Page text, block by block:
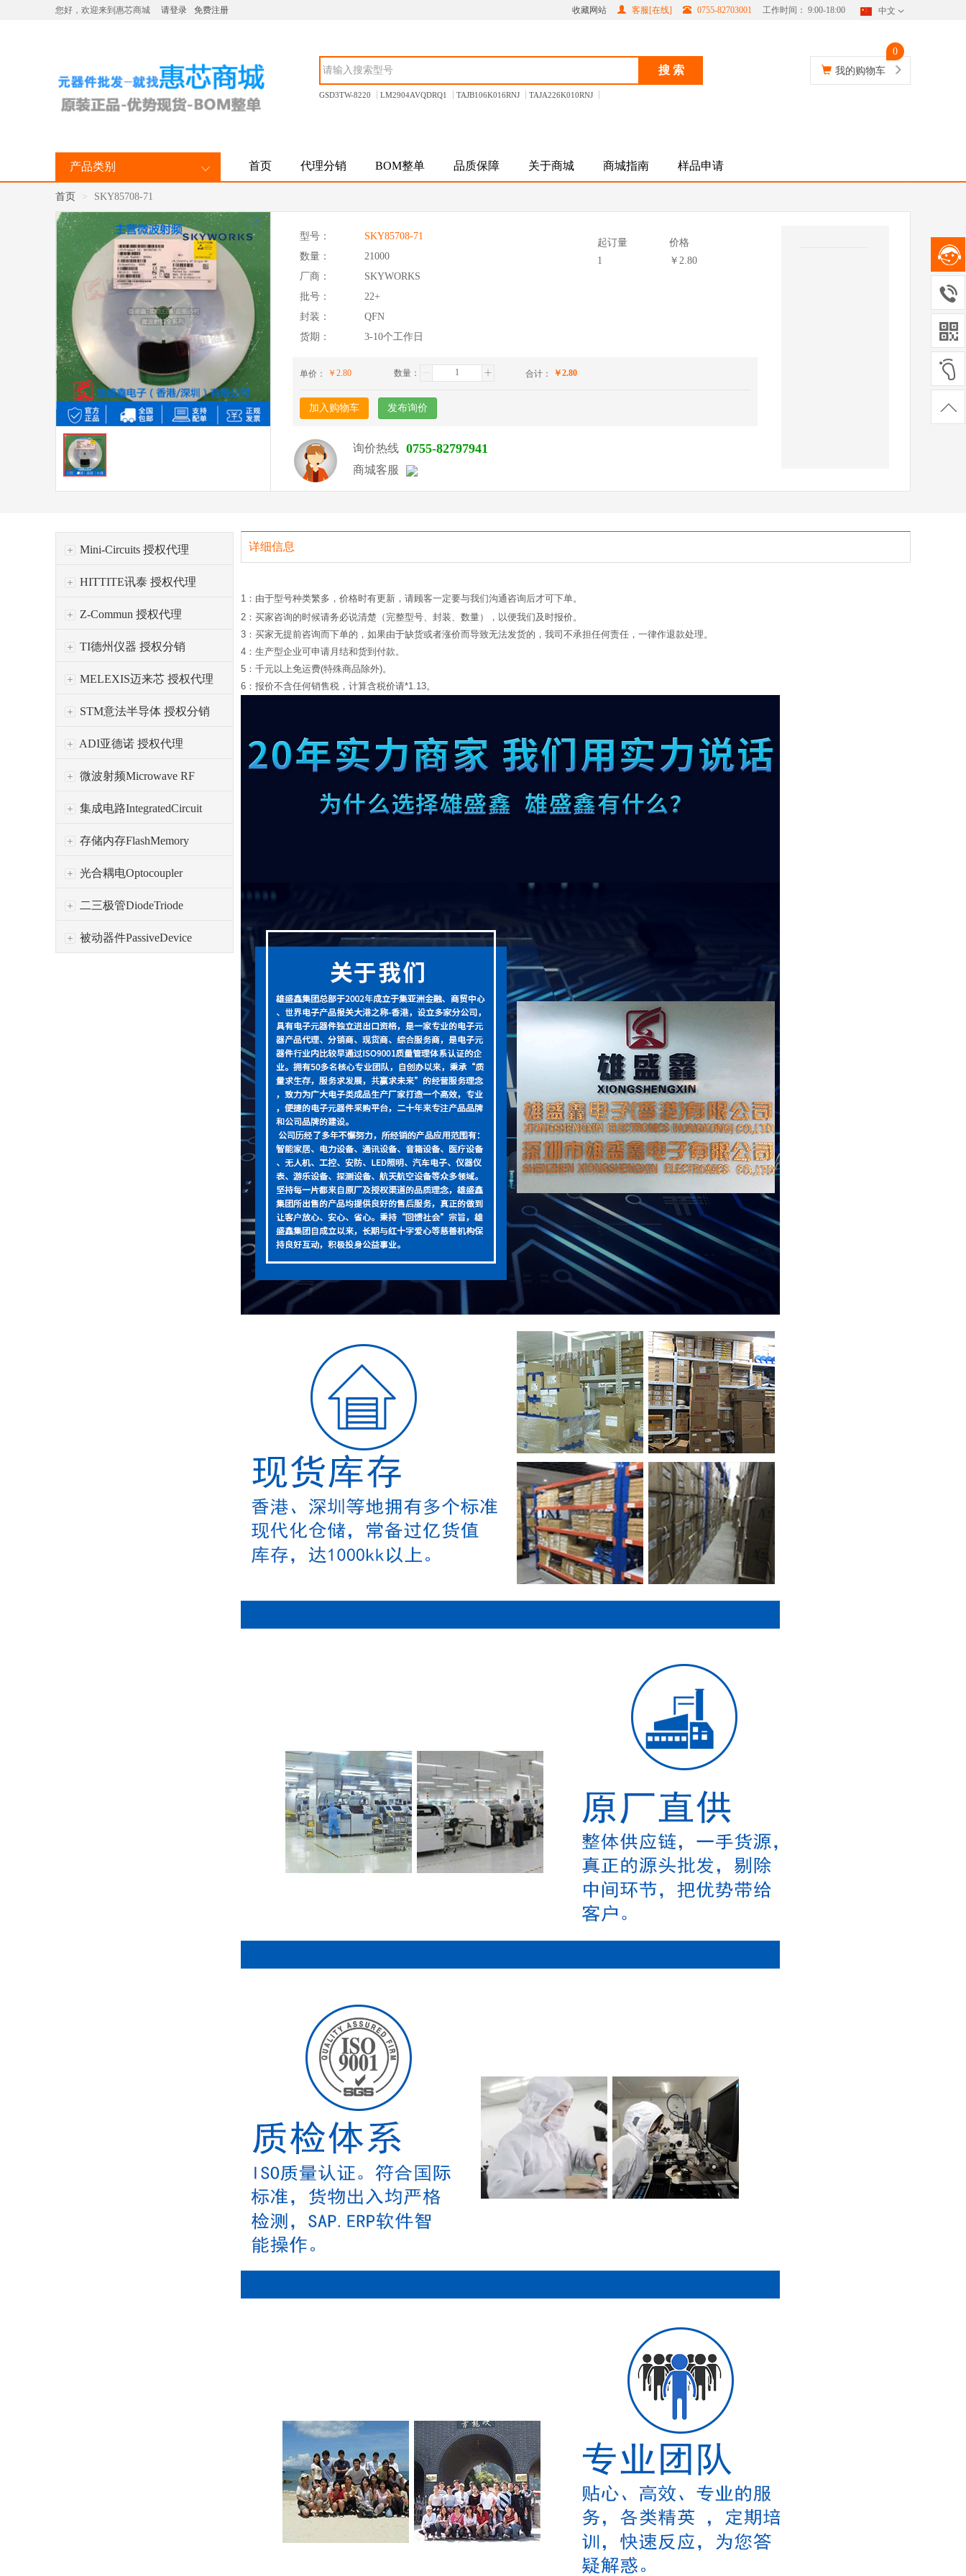
您好，欢迎来到惠芯商城 请登录 免费注册 收藏网站 客服[在线] 0755-82703001 工作时间： 9:00-18:00 中文
搜 索
GSD3TW-8220 LM2904AVQDRQ1 TAJB106K016RNJ TAJA226K010RNJ
0
我的购物车
产品类别 首页 代理分销 BOM整单 品质保障 关于商城 商城指南 样品申请
首页 SKY85708-71
型号：
SKY85708-71
数量：
21000
厂商：
SKYWORKS
批号：
22+
封装：
QFN
货期：
3-10个工作日
起订量
价格
1
￥2.80
单价： ￥ 2.80 数量： 合计： ￥2.80
加入购物车 发布询价
询价热线 0755-82797941
商城客服
Mini-Circuits 授权代理
HITTITE讯泰 授权代理
Z-Commun 授权代理
TI德州仪器 授权分销
MELEXIS迈来芯 授权代理
STM意法半导体 授权分销
ADI亚德诺 授权代理
微波射频Microwave RF
集成电路IntegratedCircuit
存储内存FlashMemory
光合耦电Optocoupler
二三极管DiodeTriode
被动器件PassiveDevice
详细信息
1：由于型号种类繁多，价格时有更新，请顾客一定要与我们沟通咨询后才可下单。
2：买家咨询的时候请务必说清楚（完整型号、封装、数量），以便我们及时报价。
3：买家无提前咨询而下单的，如果由于缺货或者涨价而导致无法发货的，我司不承担任何责任，一律作退款处理。
4：生产型企业可申请月结和货到付款。
5：千元以上免运费(特殊商品除外)。
6：报价不含任何销售税，计算含税价请*1.13。